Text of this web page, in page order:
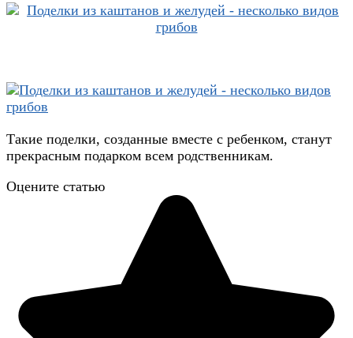
Такие поделки, созданные вместе с ребенком, станут
прекрасным подарком всем родственникам.
Оцените статью